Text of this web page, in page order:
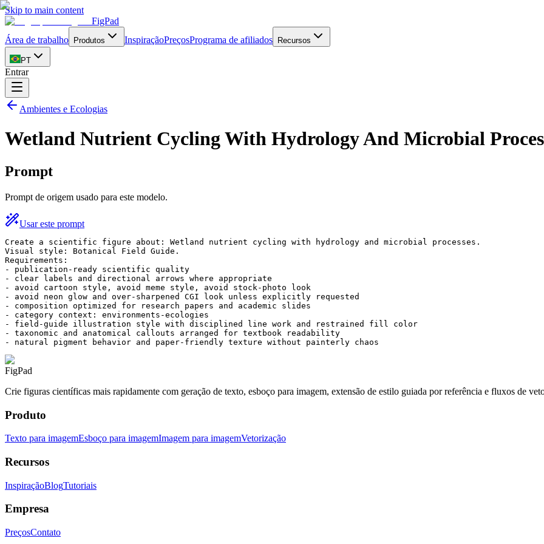
Skip to main content
FigPad
Área de trabalho
Produtos InspiraçãoPreçosPrograma de afiliados Recursos
PT
Entrar
Ambientes e Ecologias
Wetland Nutrient Cycling With Hydrology And Microbial
Prompt
Prompt de origem usado para este modelo.
Usar este prompt
Create a scientific figure about: Wetland nutrient cycling with hydrology and microbial processes.
Visual style: Botanical Field Guide.
Requirements:
- publication-ready scientific quality
- clear labels and directional arrows where appropriate
- avoid cartoon style, avoid meme style, avoid stock-photo look
- avoid neon glow and over-sharpened CGI look unless explicitly requested
- composition optimized for research papers and academic slides
- category context: environments-ecologies
- field-guide illustration style with disciplined line work and restrained fill color
- taxonomic and anatomical callouts arranged for textbook readability
- natural pigment behavior and paper-friendly texture without painterly chaos
FigPad
Crie figuras científicas mais rapidamente com geração de texto, esboço para imagem, extensão de estilo guiada por referência e fluxos de
Produto
Texto para imagemEsboço para imagemImagem para imagemVetorização
Recursos
InspiraçãoBlogTutoriais
Empresa
PreçosContato